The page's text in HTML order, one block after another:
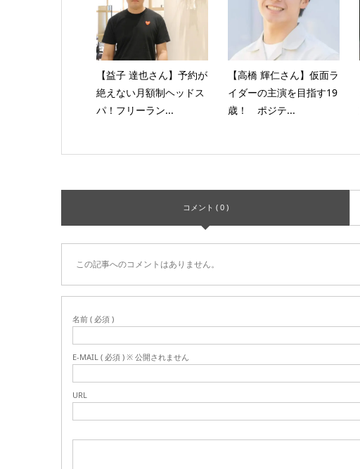
【益子 達也さん】予約が
絶えない月額制ヘッドス
パ！フリーラン...
【高橋 輝仁さん】仮面ラ
イダーの主演を目指す19
歳！ ポジテ...
コメント ( 0 )
この記事へのコメントはありません。
名前 ( 必須 )
E-MAIL ( 必須 ) ※ 公開されません
URL